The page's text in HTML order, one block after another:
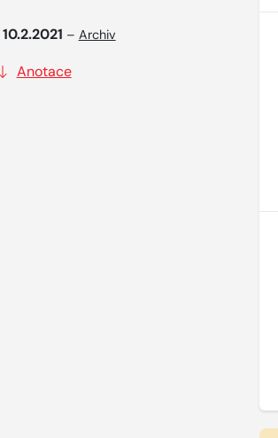
10.2.2021 – Archiv
Anotace